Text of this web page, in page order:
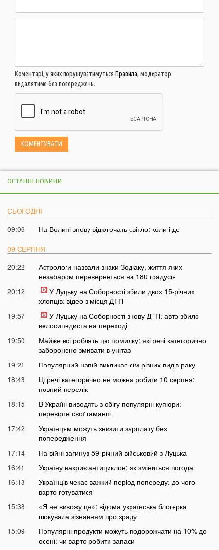
Коментарі, у яких порушуватимуться Правила, модератор
видалятиме без попереджень.
ОСТАННІ НОВИНИ
СЬОГОДНІ
09:06
На Волині знову відключать світло: коли і де
09 СЕРПНЯ
20:22
Астрологи назвали знаки Зодіаку, життя яких
незабаром перевернеться на 180 градусів
20:12
У Луцьку на Соборності збили двох 15-річних
хлопців: відео з місця ДТП
19:57
У Луцьку на Соборності знову ДТП: авто збило
велосипедиста на переході
19:50
Майже всі роблять цю помилку: які речі категорично
заборонено змивати в унітаз
19:21
Популярний напій викликає сім різних видів раку
18:43
Ці речі категорично не можна робити 10 серпня:
повний перелік
18:15
В Україні виводять з обігу популярні купюри:
перевірте свої гаманці
17:42
Українцям можуть знизити зарплату без
попередження
17:14
На війні загинув 59-річний військовий з Луцька
16:41
Україну накриє антициклон: як зміниться погода
16:13
Українців чекає важкий період попереду: до чого
варто готуватися
15:38
«Я не вивожу це»: відома українська блогерка
шокувала зізнанням про зраду
15:09
Популярні продукти можуть подорожчати на 10% до
осені: чи варто робити запаси